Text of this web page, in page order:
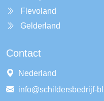
Flevoland
Gelderland
Contact
Nederland
info@schildersbedrijf-